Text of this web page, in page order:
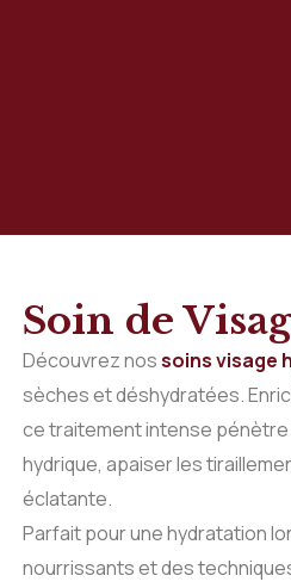
Soin de
Découvrez nossoins visage
sèches et déshydratées.
ce traitement intense
hydrique, apaiser les
éclatante.
Parfait pour une hydratation
nourrissants et des